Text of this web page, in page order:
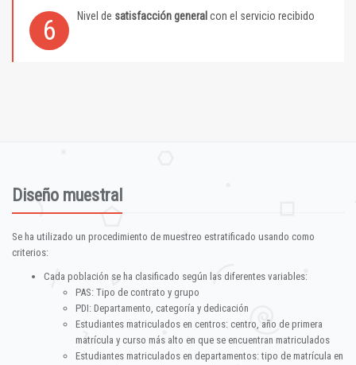
6 Nivel de satisfacción general con el servicio recibido
Diseño muestral
Se ha utilizado un procedimiento de muestreo estratificado usando como
criterios:
Cada población se ha clasificado según las diferentes variables:
PAS: Tipo de contrato y grupo
PDI: Departamento, categoría y dedicación
Estudiantes matriculados en centros: centro, año de primera
matrícula y curso más alto en que se encuentran matriculados
Estudiantes matriculados en departamentos: tipo de matrícula en